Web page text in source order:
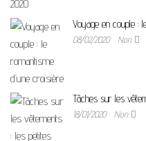
Voyage en couple :
08/02/2020 Non
Tâches sur les
18/01/2020 Non